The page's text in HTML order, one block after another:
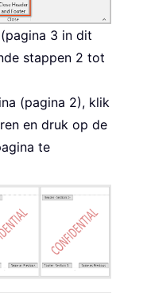
3 in dit
stappen 2 tot
(pagina 2), klik
en druk op de
te